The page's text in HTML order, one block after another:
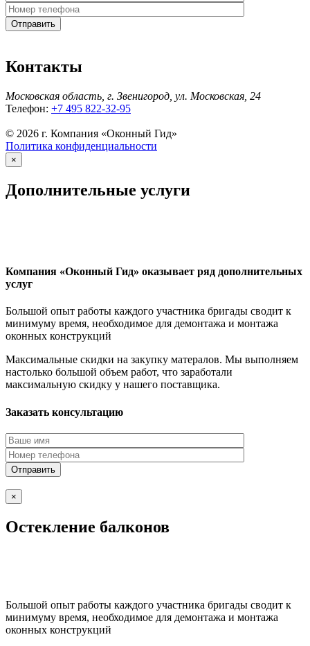
Контакты
Московская область, г. Звенигород, ул. Московская, 24
Телефон: +7 495 822-32-95
© 2026 г. Компания «Оконный Гид»
Политика конфиденциальности
×
Дополнительные услуги
Компания «Оконный Гид» оказывает ряд дополнительных
услуг
Большой опыт работы каждого участника бригады сводит к
минимуму время, необходимое для демонтажа и монтажа
оконных конструкций
Максимальные скидки на закупку матералов. Мы выполняем
настолько большой объем работ, что заработали
максимальную скидку у нашего поставщика.
Заказать консультацию
×
Остекление балконов
Большой опыт работы каждого участника бригады сводит к
минимуму время, необходимое для демонтажа и монтажа
оконных конструкций